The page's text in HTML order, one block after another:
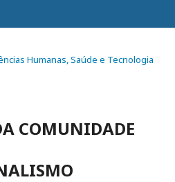
Humanas, Saúde e Tecnologia
COMUNIDADE